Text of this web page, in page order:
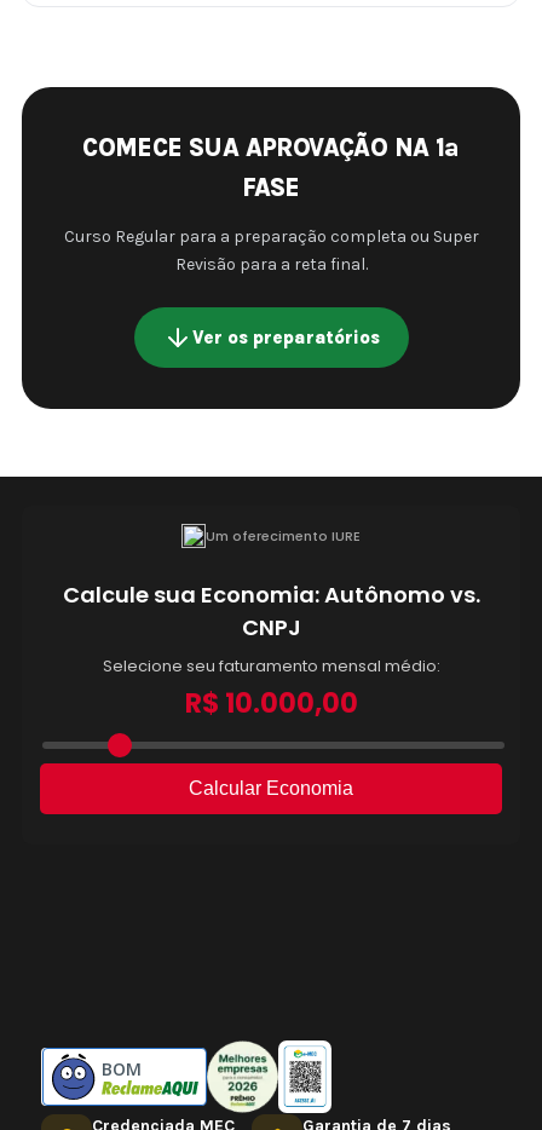
COMECE SUA APROVAÇÃO NA 1ª
FASE
Curso Regular para a preparação completa ou Super
Revisão para a reta final.
Ver os preparatórios
BOM
Credenciada MEC Garantia de 7 dias